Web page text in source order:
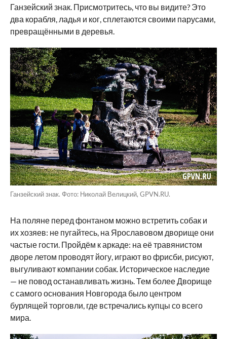
Ганзейский знак. Присмотритесь, что вы видите? Это
два корабля, ладья и ког, сплетаются своими парусами,
превращёнными в деревья.
Ганзейский знак. Фото: Николай Велицкий, GPVN.RU.
На поляне перед фонтаном можно встретить собак и
их хозяев: не пугайтесь, на Ярославовом дворище они
частые гости. Пройдём к аркаде: на её травянистом
дворе летом проводят йогу, играют во фрисби, рисуют,
выгуливают компании собак. Историческое наследие
— не повод останавливать жизнь. Тем более Дворище
с самого основания Новгорода было центром
бурлящей торговли, где встречались купцы со всего
мира.